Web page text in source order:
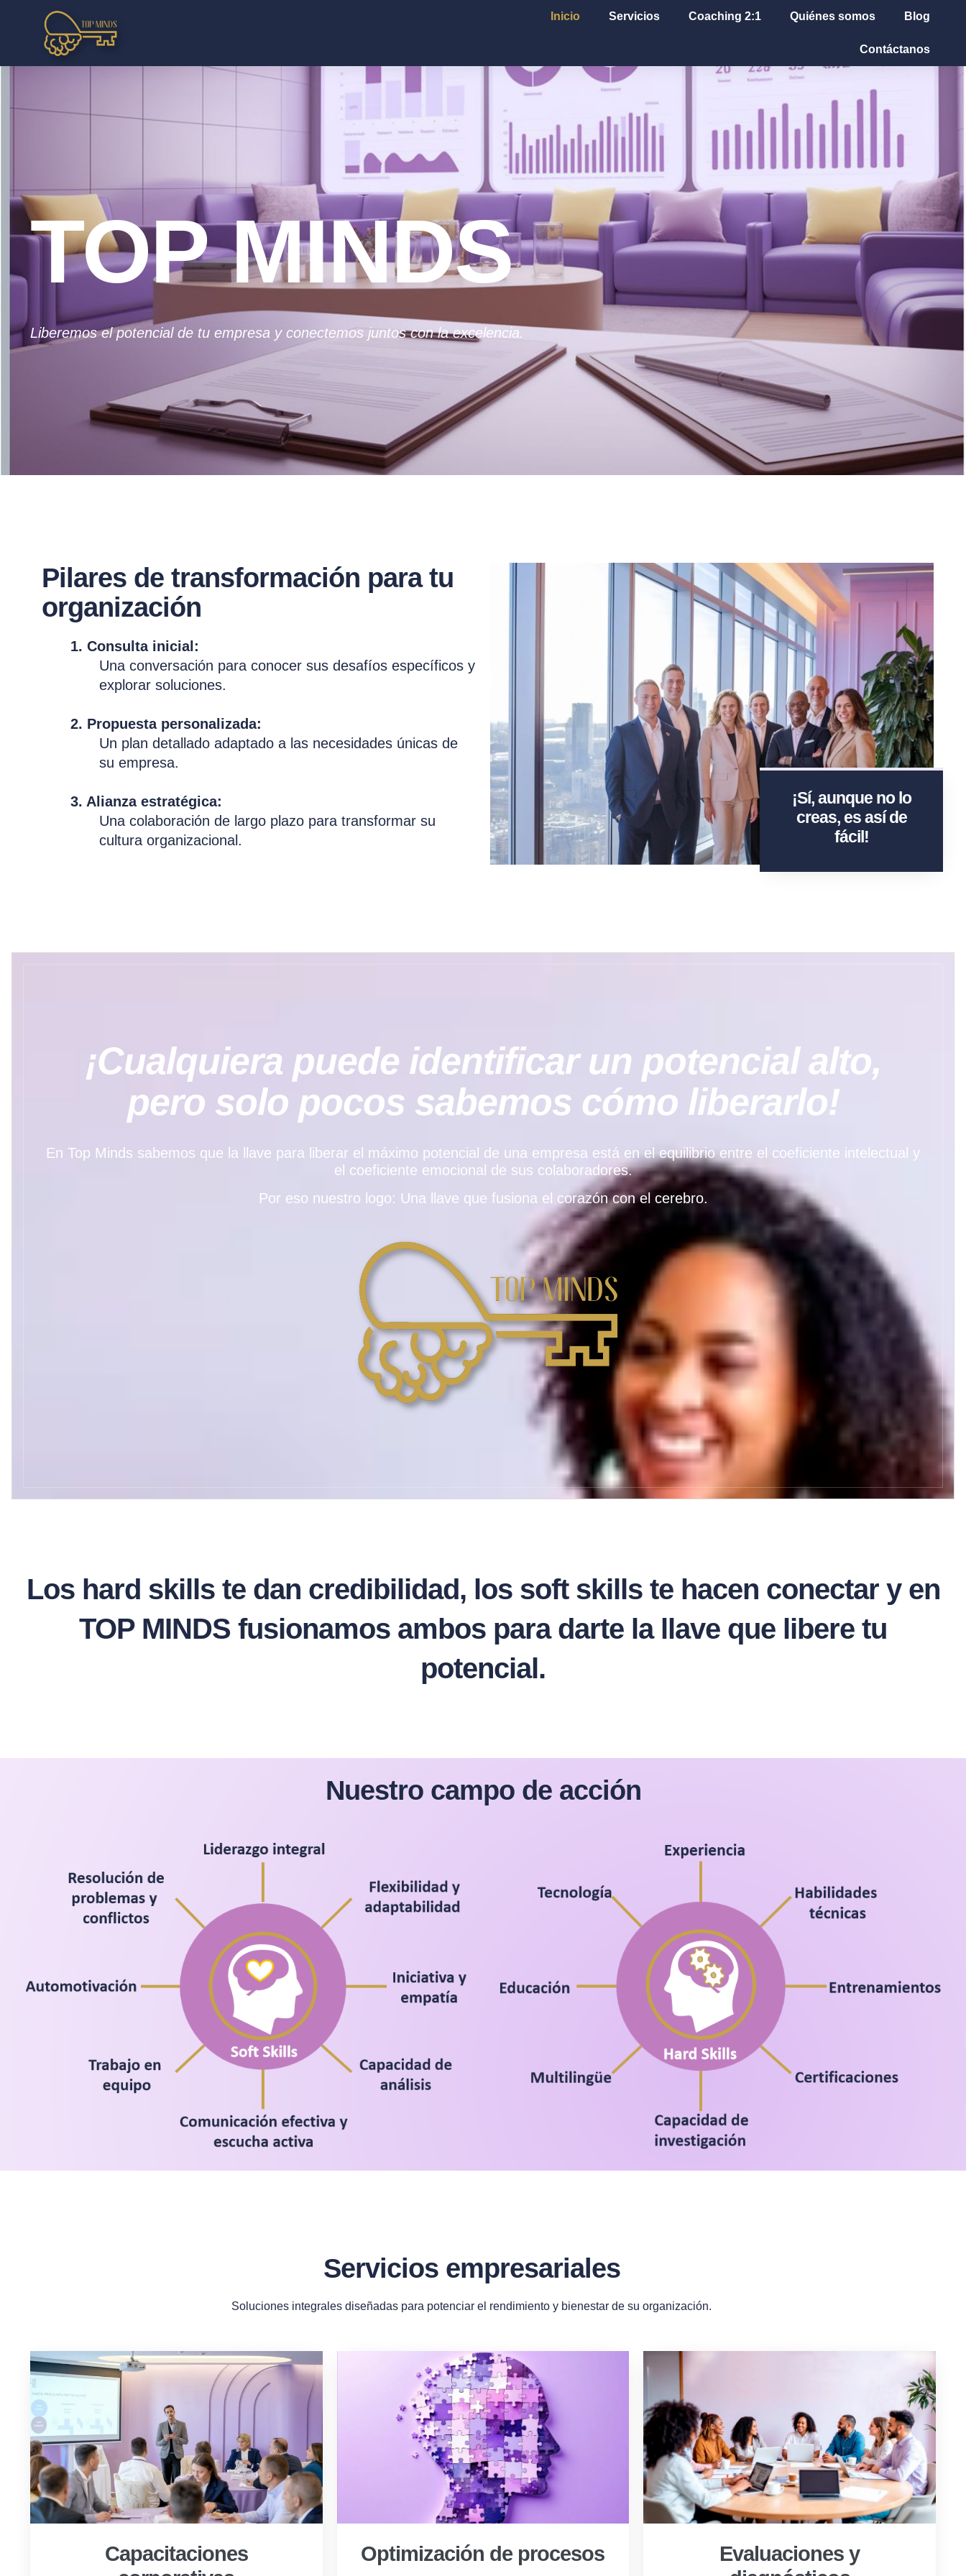
Inicio Servicios Coaching 2:1 Quiénes somos Blog
Contáctanos
TOP MINDS
Liberemos el potencial de tu empresa y conectemos juntos con la excelencia.
Pilares de transformación para tu
organización
1. Consulta inicial:
Una conversación para conocer sus desafíos específicos y
explorar soluciones.
2. Propuesta personalizada:
Un plan detallado adaptado a las necesidades únicas de
su empresa.
3. Alianza estratégica:
Una colaboración de largo plazo para transformar su
cultura organizacional.
¡Sí, aunque no lo
creas, es así de
fácil!
¡Cualquiera puede identificar un potencial alto,
pero solo pocos sabemos cómo liberarlo!
En Top Minds sabemos que la llave para liberar el máximo potencial de una empresa está en el equilibrio entre el coeficiente intelectual y
el coeficiente emocional de sus colaboradores.
Por eso nuestro logo: Una llave que fusiona el corazón con el cerebro.
Los hard skills te dan credibilidad, los soft skills te hacen conectar y en
TOP MINDS fusionamos ambos para darte la llave que libere tu
potencial.
Nuestro campo de acción
Servicios empresariales
Soluciones integrales diseñadas para potenciar el rendimiento y bienestar de su organización.
Capacitaciones
Optimización de procesos
Evaluaciones y